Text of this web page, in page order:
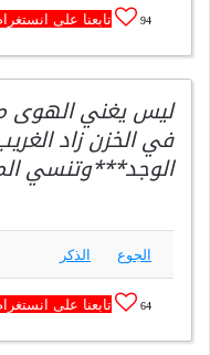
94 تابعنا على
ليس يغني الهوى
في الخزن زاد
الوجد***وتنسي
الجوع الذكر
64 تابعنا على